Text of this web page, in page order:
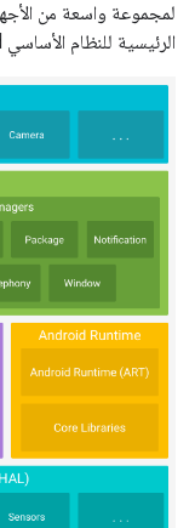
الرئيسية للنظام الأساسي Android.